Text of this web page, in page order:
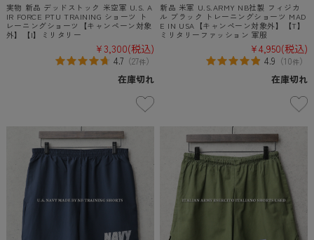
実物 新品 デッドストック 米空軍 U.S. A
IR FORCE PTU TRAINING ショーツ ト
レーニングショーツ【キャンペーン対象
外】【I】ミリタリー
¥3,300(税込)
4.7（27件）
在庫切れ
新品 米軍 U.S.ARMY NB社製 フィジカ
ル ブラック トレーニングショーツ MAD
E IN USA【キャンペーン対象外】【T】
ミリタリーファッション 軍服
¥4,950(税込)
4.9 （10件）
在庫切れ